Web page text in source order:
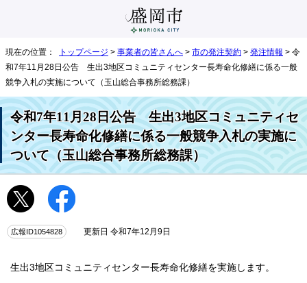
現在の位置： トップページ > 事業者の皆さんへ > 市の発注契約 > 発注情報 > 令
和7年11月28日公告 生出3地区コミュニティセンター長寿命化修繕に係る一般
競争入札の実施について（玉山総合事務所総務課）
令和7年11月28日公告 生出3地区コミュニティセ
ンター長寿命化修繕に係る一般競争入札の実施に
ついて（玉山総合事務所総務課）
広報ID1054828 更新日 令和7年12月9日
生出3地区コミュニティセンター長寿命化修繕を実施します。